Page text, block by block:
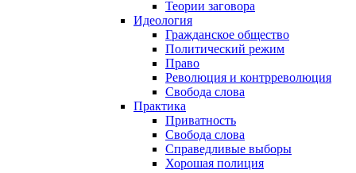
Теории заговора
Идеология
Гражданское общество
Политический режим
Право
Революция и контрреволюция
Свобода слова
Практика
Приватность
Свобода слова
Справедливые выборы
Хорошая полиция